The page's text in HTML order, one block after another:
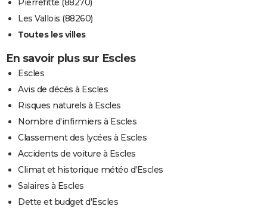
Pierrefitte (88270)
Les Vallois (88260)
Toutes les villes
En savoir plus sur Escles
Escles
Avis de décès à Escles
Risques naturels à Escles
Nombre d'infirmiers à Escles
Classement des lycées à Escles
Accidents de voiture à Escles
Climat et historique météo d'Escles
Salaires à Escles
Dette et budget d'Escles